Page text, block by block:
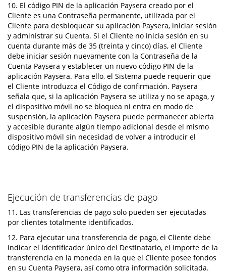
10. El código PIN de la aplicación Paysera creado por el
Cliente es una Contraseña permanente, utilizada por el
Cliente para desbloquear su aplicación Paysera, iniciar sesión
y administrar su Cuenta. Si el Cliente no inicia sesión en su
cuenta durante más de 35 (treinta y cinco) días, el Cliente
debe iniciar sesión nuevamente con la Contraseña de la
Cuenta Paysera y establecer un nuevo código PIN de la
aplicación Paysera. Para ello, el Sistema puede requerir que
el Cliente introduzca el Código de confirmación. Paysera
señala que, si la aplicación Paysera se utiliza y no se apaga, y
el dispositivo móvil no se bloquea ni entra en modo de
suspensión, la aplicación Paysera puede permanecer abierta
y accesible durante algún tiempo adicional desde el mismo
dispositivo móvil sin necesidad de volver a introducir el
código PIN de la aplicación Paysera.
Ejecución de transferencias de pago
11. Las transferencias de pago solo pueden ser ejecutadas
por clientes totalmente identificados.
12. Para ejecutar una transferencia de pago, el Cliente debe
indicar el Identificador único del Destinatario, el importe de la
transferencia en la moneda en la que el Cliente posee fondos
en su Cuenta Paysera, así como otra información solicitada.